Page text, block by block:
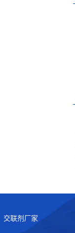
交联剂厂家